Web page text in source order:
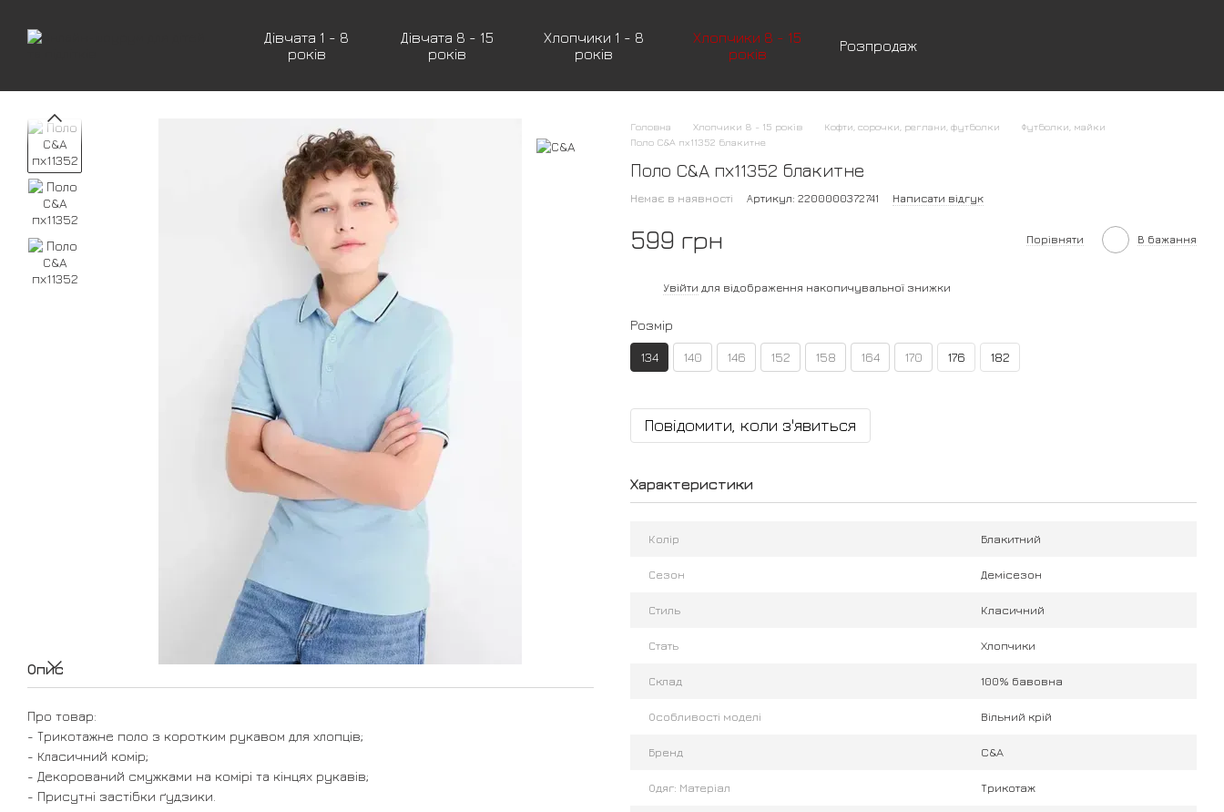
Дівчата 1 - 8
років
Дівчата 8 - 15
років
Хлопчики 1 - 8
років
Хлопчики 8 - 15
років
Розпродаж
Опис
Про товар:
- Трикотажне поло з коротким рукавом для хлопців;
- Класичний комір;
- Декорований смужками на комірі та кінцях рукавів;
- Присутні застібки ґудзики.
Головна Хлопчики 8 - 15 років Кофти, сорочки, реглани, футболки
Футболки, майки
Поло C&A пх11352 блакитне
Поло C&A пх11352 блакитне
Немає в наявності Артикул: 2200000372741 Написати відгук
599 грн Порівняти В бажання
Увійти для відображення накопичувальної знижки
Розмір
134 140 146 152 158 164 170 176 182
Повідомити, коли з'явиться
Характеристики
Колір Блакитний
Сезон Демісезон
Стиль Класичний
Стать Хлопчики
Склад 100% бавовна
Особливості моделі Вільний крій
Бренд C&A
Одяг: Матеріал Трикотаж